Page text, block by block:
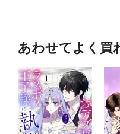
あわせてよく買